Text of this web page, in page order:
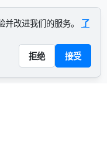
改进我们的服务。
了
拒绝
接受